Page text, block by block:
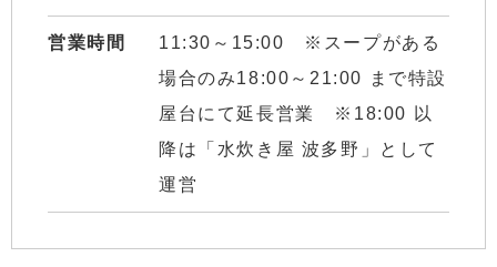
営業時間
11:30～15:00 ※スープがある
場合のみ18:00～21:00 まで特設
屋台にて延長営業 ※18:00 以
降は「水炊き屋 波多野」として
運営